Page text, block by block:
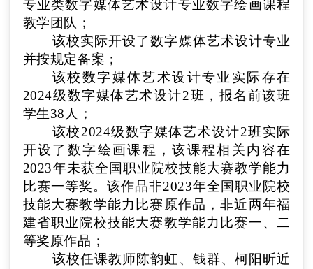
专业类数字媒体艺术设计专业数字绘画课程
教学团队 ；
该校实际开设了数字媒体艺术设计专业
并按规定备案 ；
该校数字媒体艺术设计专业实际存在
2024级数字媒体艺术设计2班 ，报名前该班
学生38 人 ；
该校2024级数字媒体艺术设计2班实际
开设了 数字绘画课程，该课程相关内容在
2023年未获全国职业院校技能大赛教学能力
比赛一等奖。该作品非2023年全国职业院校
技能大赛教学能力比赛原作品，非近两年福
建省职业院校技能大赛教学能力比赛一、二
等奖原作品 ；
该校任课教师陈韵虹 、 钱群、 柯阳昕近